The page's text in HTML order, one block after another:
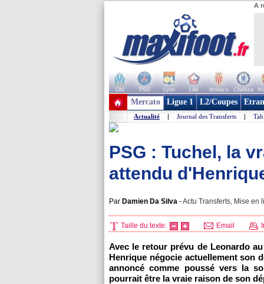
A
OM PSG Lyon Lille Monaco Chelsea
+ de clubs
Mercato Ligue 1 L2/Coupes
Actualité | Journal des Transferts |
PSG : Tuchel, la
attendu
Par Damien Da Silva -Actu Transferts, Mise en
Taille du texte: Email
Avec le retour prévu de Leonardo
Henrique négocie actuellement son
annoncé comme poussé vers la
pourrait être la vraie raison de son